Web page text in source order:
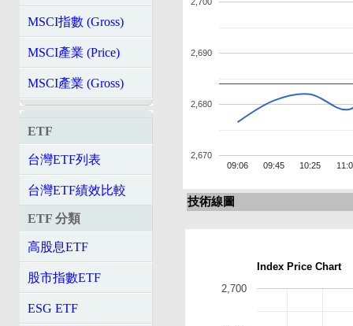
MSCI指數 (Gross)
MSCI產業 (Price)
MSCI產業 (Gross)
ETF
台灣ETF列表
台灣ETF績效比較
ETF 分類
高股息ETF
股市指數ETF
ESG ETF
09:06 09:45 10:25
2,670
2,680
2,690
技術線圖
Index Price Chart
2,700